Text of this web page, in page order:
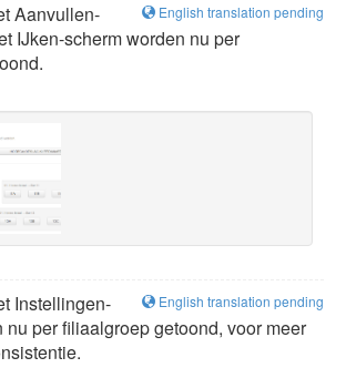
English translation pending
Aanvullen-
IJken-scherm worden nu per
English translation pending
Instellingen-
nu per filiaalgroep getoond, voor meer